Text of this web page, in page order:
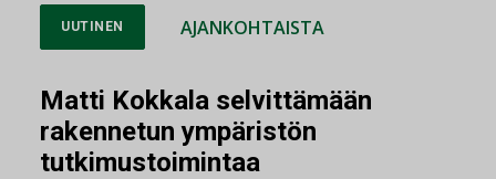
UUTINEN AJANKOHTAISTA
Matti Kokkala selvittämään
rakennetun ympäristön
tutkimustoimintaa